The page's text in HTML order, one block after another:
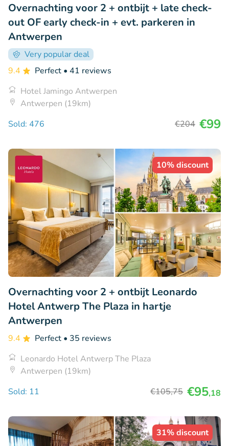
Overnachting voor 2 + ontbijt + late check-
out OF early check-in + evt. parkeren in
Antwerpen
Very popular deal
9.4
Perfect • 41 reviews
Hotel Jamingo Antwerpen
Antwerpen (19km)
Sold: 476
€204 €99
10% discount
Overnachting voor 2 + ontbijt Leonardo
Hotel Antwerp The Plaza in hartje
Antwerpen
9.4 Perfect • 35 reviews
Leonardo Hotel Antwerp The Plaza
Antwerpen (19km)
Sold: 11
€105,75 €95,18
31% discount